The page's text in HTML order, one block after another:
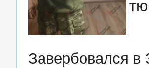
Завербовался в